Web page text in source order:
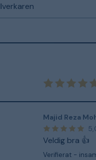
Majid Reza
Veldig bra 👍
Verifierat -